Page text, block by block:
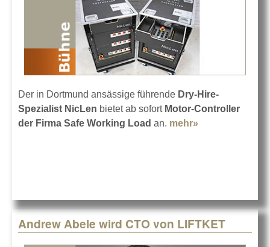
Der in Dortmund ansässige führende Dry-Hire-
Spezialist NicLen bietet ab sofort Motor-Controller
der Firma Safe Working Load an. mehr»
Andrew Abele wird CTO von LIFTKET